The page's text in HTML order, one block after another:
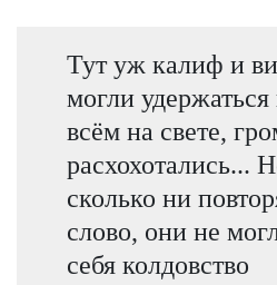
Тут уж калиф и
могли
всём на свете,
сколько ни
слово, они не
себя колдовство